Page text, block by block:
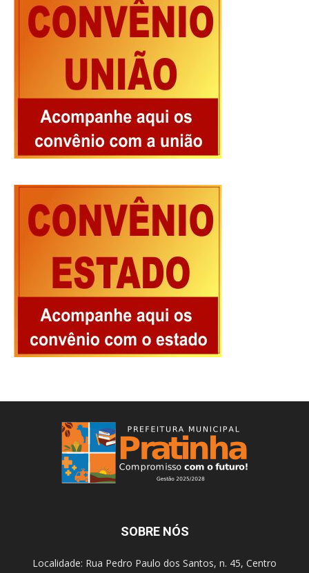
SOBRE NÓS
Localidade: Rua Pedro Paulo dos Santos, n. 45, Centro